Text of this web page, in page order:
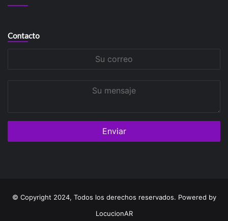
Contacto
© Copyright 2024, Todos los derechos reservados. Powered by
LocucionAR